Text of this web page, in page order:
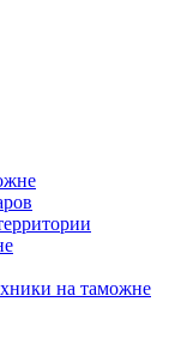
на таможне